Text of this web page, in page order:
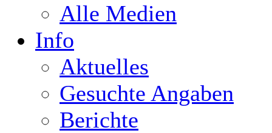
Alle Medien
Info
Aktuelles
Gesuchte Angaben
Berichte